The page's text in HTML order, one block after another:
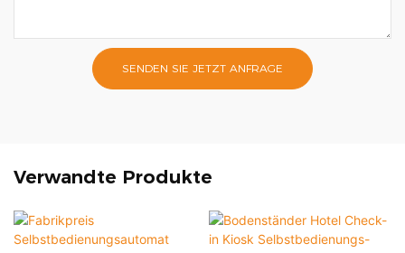
SENDEN SIE JETZT ANFRAGE
Verwandte Produkte